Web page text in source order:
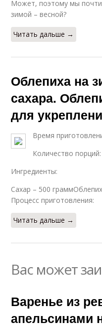
Может, поэтому мы
зимой – весной?
Читать дальше →
Облепиха на
сахара.
для
Время
Количество
Ингредиенты:
Сахар – 500
Процесс приготовления:
Читать дальше →
Вас может
Варенье из
апельсинами